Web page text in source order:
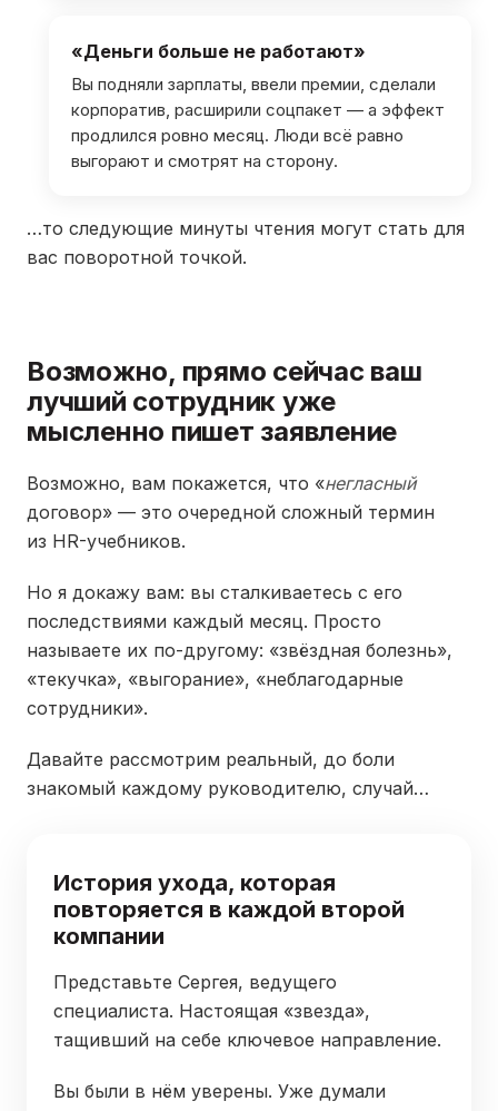
«Деньги больше не работают»
Вы подняли зарплаты, ввели премии, сделали
корпоратив, расширили соцпакет — а эффект
продлился ровно месяц. Люди всё равно
выгорают и смотрят на сторону.
…то следующие минуты чтения могут стать для
вас поворотной точкой.
Возможно, прямо сейчас ваш
лучший сотрудник уже
мысленно пишет заявление
Возможно, вам покажется, что «негласный
договор» — это очередной сложный термин
из HR-учебников.
Но я докажу вам: вы сталкиваетесь с его
последствиями каждый месяц. Просто
называете их по-другому: «звёздная болезнь»,
«текучка», «выгорание», «неблагодарные
сотрудники».
Давайте рассмотрим реальный, до боли
знакомый каждому руководителю, случай…
История ухода, которая
повторяется в каждой второй
компании
Представьте Сергея, ведущего
специалиста. Настоящая «звезда»,
тащивший на себе ключевое направление.
Вы были в нём уверены. Уже думали